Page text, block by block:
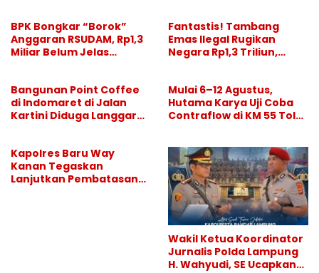
BPK Bongkar “Borok”
Anggaran RSUDAM, Rp1,3
Miliar Belum Jelas
Fantastis! Tambang
Emas Ilegal Rugikan
Negara Rp1,3 Triliun,
Tersentuh
Bangunan Point Coffee
di Indomaret di Jalan
Kartini Diduga Langgar
Mulai 6–12 Agustus,
Hutama Karya Uji Coba
Contraflow di KM 55 Tol
Kapolres Baru Way
Kanan Tegaskan
Lanjutkan Pembatasan
Wakil Ketua Koordinator
Jurnalis Polda Lampung
H. Wahyudi, SE Ucapkan